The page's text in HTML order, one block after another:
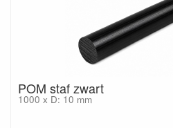
POM staf zwart
1000 x D: 10 mm